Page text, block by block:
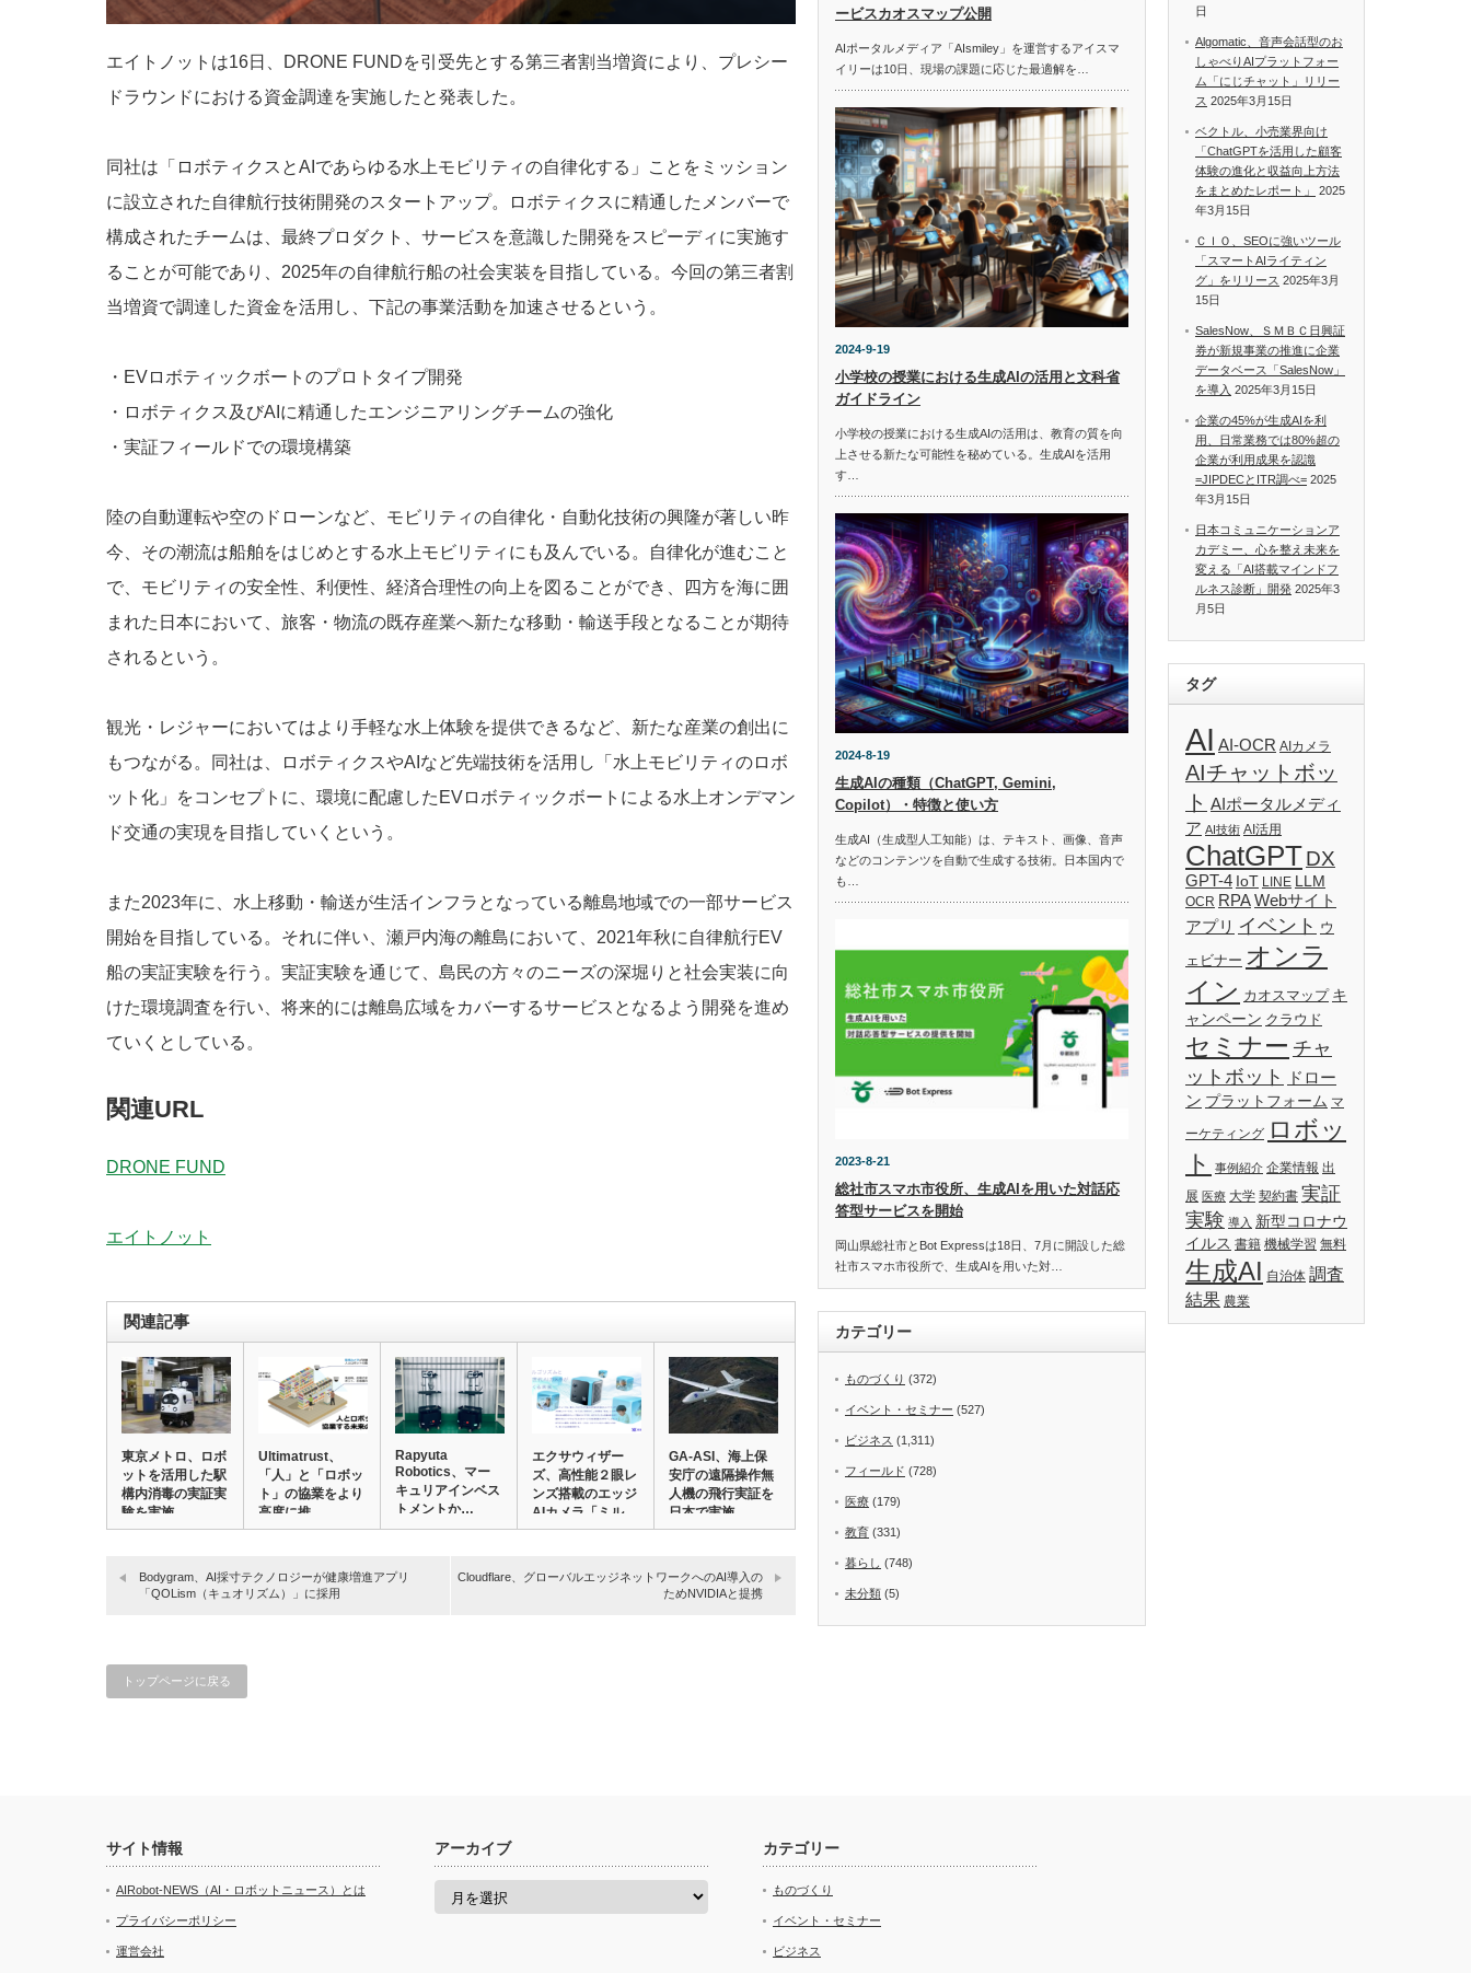
エイトノットは16日、DRONE FUNDを引受先とする第三者割当増資により、プレシー
ドラウンドにおける資金調達を実施したと発表した。
同社は「ロボティクスとAIであらゆる水上モビリティの自律化する」ことをミッション
に設立された自律航行技術開発のスタートアップ。ロボティクスに精通したメンバーで
構成されたチームは、最終プロダクト、サービスを意識した開発をスピーディに実施す
ることが可能であり、2025年の自律航行船の社会実装を目指している。今回の第三者割
当増資で調達した資金を活用し、下記の事業活動を加速させるという。
・EVロボティックボートのプロトタイプ開発
・ロボティクス及びAIに精通したエンジニアリングチームの強化
・実証フィールドでの環境構築
陸の自動運転や空のドローンなど、モビリティの自律化・自動化技術の興隆が著しい昨
今、その潮流は船舶をはじめとする水上モビリティにも及んでいる。自律化が進むこと
で、モビリティの安全性、利便性、経済合理性の向上を図ることができ、四方を海に囲
まれた日本において、旅客・物流の既存産業へ新たな移動・輸送手段となることが期待
されるという。
観光・レジャーにおいてはより手軽な水上体験を提供できるなど、新たな産業の創出に
もつながる。同社は、ロボティクスやAIなど先端技術を活用し「水上モビリティのロボ
ット化」をコンセプトに、環境に配慮したEVロボティックボートによる水上オンデマン
ド交通の実現を目指していくという。
また2023年に、水上移動・輸送が生活インフラとなっている離島地域での一部サービス
開始を目指している。それに伴い、瀬戸内海の離島において、2021年秋に自律航行EV
船の実証実験を行う。実証実験を通じて、島民の方々のニーズの深堀りと社会実装に向
けた環境調査を行い、将来的には離島広域をカバーするサービスとなるよう開発を進め
ていくとしている。
関連URL
DRONE FUND
エイトノット
関連記事
東京メトロ、ロボ
ットを活用した駅
構内消毒の実証実
験を実施
Ultimatrust、
「人」と「ロボッ
ト」の協業をより
高度に推…
Rapyuta
Robotics、マー
キュリアインベス
トメントか…
エクサウィザー
ズ、高性能２眼レ
ンズ搭載のエッジ
AIカメラ「ミル
キ…
GA-ASI、海上保
安庁の遠隔操作無
人機の飛行実証を
日本で実施
Bodygram、AI採寸テクノロジーが健康増進アプリ
「QOLism（キュオリズム）」に採用
Cloudflare、グローバルエッジネットワークへのAI導入の
ためNVIDIAと提携
トップページに戻る
ービスカオスマップ公開
AIポータルメディア「AIsmiley」を運営するアイスマ
イリーは10日、現場の課題に応じた最適解を…
2024-9-19
小学校の授業における生成AIの活用と文科省
ガイドライン
小学校の授業における生成AIの活用は、教育の質を向
上させる新たな可能性を秘めている。生成AIを活用
す…
2024-8-19
生成AIの種類（ChatGPT, Gemini,
Copilot）・特徴と使い方
生成AI（生成型人工知能）は、テキスト、画像、音声
などのコンテンツを自動で生成する技術。日本国内で
も…
2023-8-21
総社市スマホ市役所、生成AIを用いた対話応
答型サービスを開始
岡山県総社市とBot Expressは18日、7月に開設した総
社市スマホ市役所で、生成AIを用いた対…
カテゴリー
ものづくり (372)
イベント・セミナー (527)
ビジネス (1,311)
フィールド (728)
医療 (179)
教育 (331)
暮らし (748)
未分類 (5)
日
Algomatic、音声会話型のお
しゃべりAIプラットフォー
ム「にじチャット」リリー
ス 2025年3月15日
ベクトル、小売業界向け
「ChatGPTを活用した顧客
体験の進化と収益向上方法
をまとめたレポート」
2025
年3月15日
ＣＩＯ、SEOに強いツール
「スマートAIライティン
グ」をリリース 2025年3月
15日
SalesNow、ＳＭＢＣ日興証
券が新規事業の推進に企業
データベース「SalesNow」
を導入 2025年3月15日
企業の45%が生成AIを利
用、日常業務では80%超の
企業が利用成果を認識
=JIPDECとITR調べ= 2025
年3月15日
日本コミュニケーションア
カデミー、心を整え未来を
変える「AI搭載マインドフ
ルネス診断」開発 2025年3
月5日
タグ
AI AI-OCR AIカメラ
AIチャットボッ
ト AIポータルメディ
ア AI技術 AI活用
ChatGPTDX
GPT-4 IoT LINE LLM
OCR RPAWebサイト
アプリ イベント ウ
ェビナー オンラ
イン カオスマップ キ
ャンペーン クラウド
セミナー チャ
ットボット
ドロー
ン プラットフォーム マ
ーケティング ロボッ
ト
事例紹介 企業情報 出
展 医療 大学 契約書 実証
実験 導入 新型コロナウ
イルス 書籍 機械学習 無料
生成AI 自治体 調査
結果 農業
サイト情報
AIRobot-NEWS（AI・ロボットニュース）とは
プライバシーポリシー
運営会社
アーカイブ
ア
カテゴリー
ものづくり
イベント・セミナー
ビジネス